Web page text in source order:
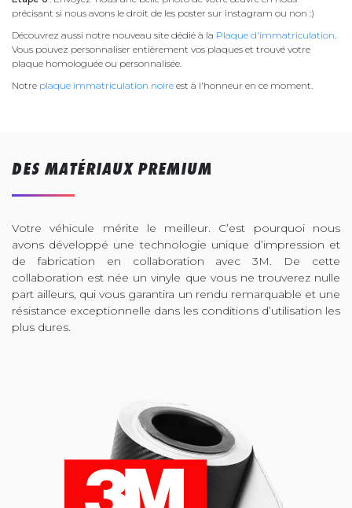
précisant si nous avons le droit de les poster sur instagram ou non :)
Découvrez aussi notre nouveau site dédié à la Plaque d'immatriculation.
Vous pouvez personnaliser entièrement vos plaques et trouvé votre
plaque homologuée ou personnalisée.
Notre plaque immatriculation noire est à l'honneur en ce moment.
DES MATÉRIAUX PREMIUM
Votre véhicule mérite le meilleur. C’est pourquoi nous
avons développé une technologie unique d’impression et
de fabrication en collaboration avec 3M. De cette
collaboration est née un vinyle que vous ne trouverez nulle
part ailleurs, qui vous garantira un rendu remarquable et une
résistance exceptionnelle dans les conditions d’utilisation les
plus dures.